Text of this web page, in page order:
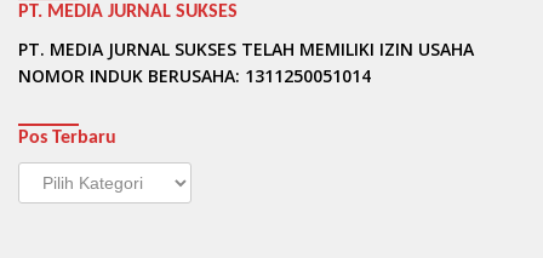
PT. MEDIA JURNAL SUKSES
PT. MEDIA JURNAL SUKSES TELAH MEMILIKI IZIN USAHA
NOMOR INDUK BERUSAHA: 1311250051014
Pos Terbaru
Pos
Terbaru